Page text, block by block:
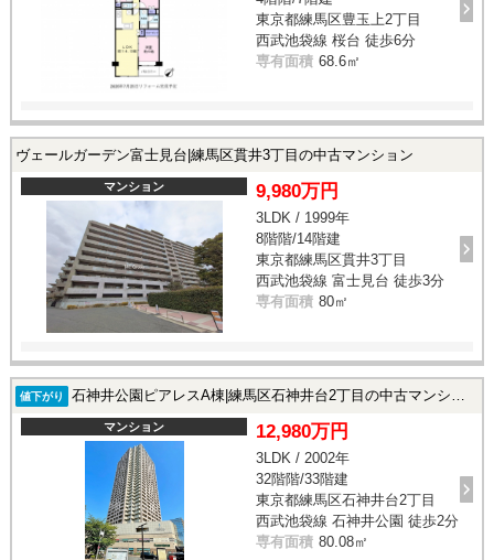
東京都練馬区豊玉上2丁目
西武池袋線 桜台 徒歩6分
専有面積 68.6㎡
ヴェールガーデン富士見台|練馬区貫井3丁目の中古マンション
マンション 9,980万円
3LDK / 1999年
8階階/14階建
東京都練馬区貫井3丁目
西武池袋線 富士見台 徒歩3分
専有面積 80㎡
値下がり 石神井公園ピアレスA棟|練馬区石神井台2丁目の中古マンション
マンション 12,980万円
3LDK / 2002年
32階階/33階建
東京都練馬区石神井台2丁目
西武池袋線 石神井公園 徒歩2分
専有面積 80.08㎡